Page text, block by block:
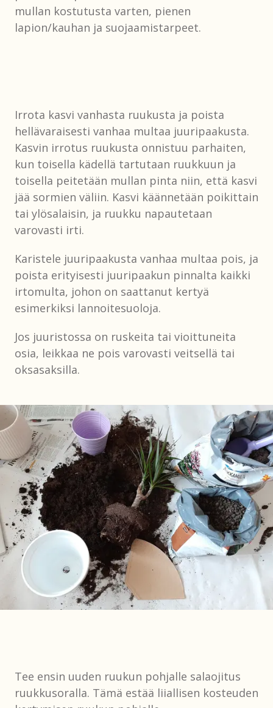
mullan kostutusta varten, pienen
lapion/kauhan ja suojaamistarpeet.
Irrota kasvi vanhasta ruukusta ja poista
hellävaraisesti vanhaa multaa juuripaakusta.
Kasvin irrotus ruukusta onnistuu parhaiten,
kun toisella kädellä tartutaan ruukkuun ja
toisella peitetään mullan pinta niin, että kasvi
jää sormien väliin. Kasvi käännetään poikittain
tai ylösalaisin, ja ruukku napautetaan
varovasti irti.
Karistele juuripaakusta vanhaa multaa pois, ja
poista erityisesti juuripaakun pinnalta kaikki
irtomulta, johon on saattanut kertyä
esimerkiksi lannoitesuoloja.
Jos juuristossa on ruskeita tai vioittuneita
osia, leikkaa ne pois varovasti veitsellä tai
oksasaksilla.
Tee ensin uuden ruukun pohjalle salaojitus
ruukkusoralla. Tämä estää liiallisen kosteuden